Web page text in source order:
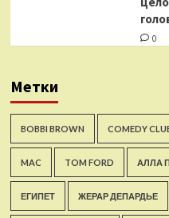
0
Метки
BOBBI BROWN COMEDY
MAC TOM FORD АЛЛА
ЕГИПЕТ ЖЕРАР ДЕПАРДЬЕ